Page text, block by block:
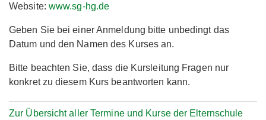
Website: www.sg-hg.de
Geben Sie bei einer Anmeldung bitte unbedingt das
Datum und den Namen des Kurses an.
Bitte beachten Sie, dass die Kursleitung Fragen nur
konkret zu diesem Kurs beantworten kann.
Zur Übersicht aller Termine und Kurse der Elternschule